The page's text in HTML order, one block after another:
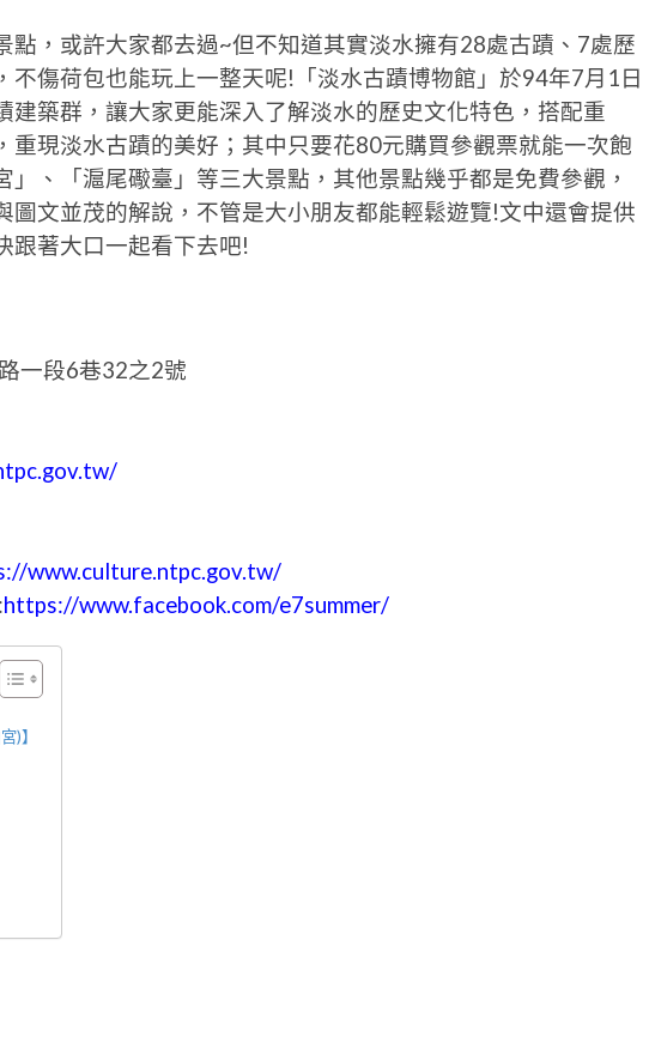
點，或許大家都去過~但不知道其實淡水擁有28處古蹟、7處歷
不傷荷包也能玩上一整天呢!「淡水古蹟博物館」於94年7月1日
建築群，讓大家更能深入了解淡水的歷史文化特色，搭配重
重現淡水古蹟的美好；其中只要花80元購買參觀票就能一次飽
」、「滬尾礮臺」等三大景點，其他景點幾乎都是免費參觀，
圖文並茂的解說，不管是大小朋友都能輕鬆遊覽!文中還會提供
跟著大口一起看下去吧!
一段6巷32之2號
www.culture.ntpc.gov.tw/
https://www.facebook.com/e7summer/
)】